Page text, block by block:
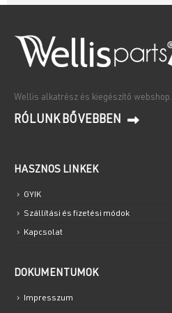
Wellis alkatrész és kiegészítő webshop.
RÓLUNK BŐVEBBEN
HASZNOS LINKEK
GYIK
Szállítási és fizetési módok
Kapcsolat
DOKUMENTUMOK
Impresszum